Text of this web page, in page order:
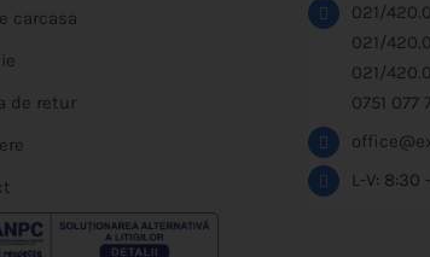
carcasa
de retur
021/
021/
021/
0751 077
L-V: 8:30